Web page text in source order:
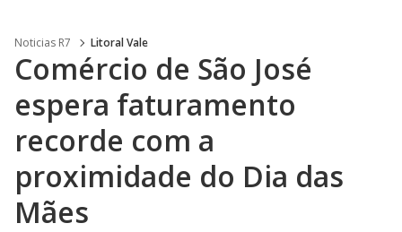
Noticias R7 Litoral Vale
Comércio de São José
espera faturamento
recorde com a
proximidade do Dia das
Mães